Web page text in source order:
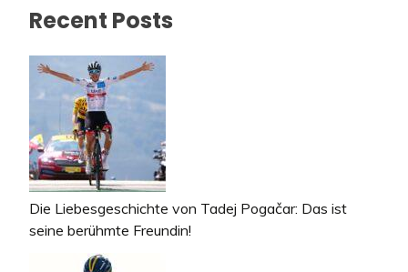
Recent Posts
Die Liebesgeschichte von Tadej Pogačar: Das ist
seine berühmte Freundin!